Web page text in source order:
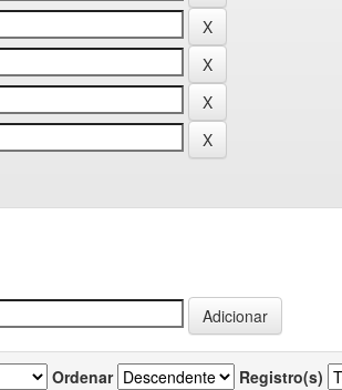
Ordenar Registro(s)